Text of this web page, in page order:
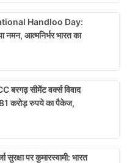
Handloo Day:
नमन, आत्मनिर्भर भारत का
बरगढ़ सीमेंट वर्क्स विवाद
करोड़ रुपये का पैकेज,
सुरक्षा पर कुमारस्वामी: भारत